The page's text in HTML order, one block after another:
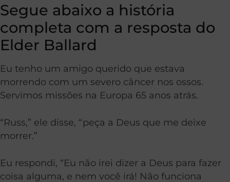
Segue abaixo a história
completa com a resposta do
Elder Ballard
Eu tenho um amigo querido que estava
morrendo com um severo câncer nos ossos.
Servimos missões na Europa 65 anos atrás.
“Russ,” ele disse, “peça a Deus que me deixe
morrer.”
Eu respondi, “Eu não irei dizer a Deus para fazer
coisa alguma, e nem você irá! Não funciona